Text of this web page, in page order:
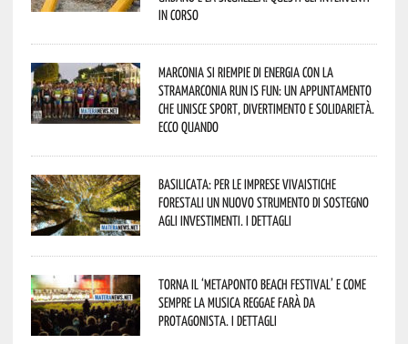
in corso
Marconia si riempie di energia con la
StraMarconia Run is Fun: un appuntamento
che unisce sport, divertimento e solidarietà.
Ecco quando
Basilicata: per le imprese vivaistiche
forestali un nuovo strumento di sostegno
agli investimenti. I dettagli
Torna il ‘Metaponto beach festival’ e come
sempre la musica reggae farà da
protagonista. I dettagli